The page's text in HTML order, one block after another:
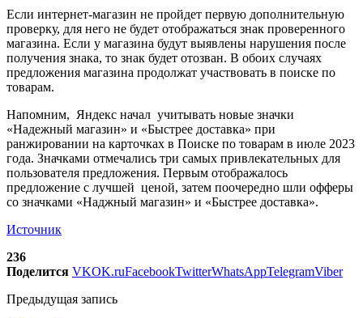
Если интернет-магазин не пройдет первую дополнительную
проверку, для него не будет отображаться знак проверенного
магазина. Если у магазина будут выявлены нарушения после
получения знака, то знак будет отозван. В обоих случаях
предложения магазина продолжат участвовать в поиске по
товарам.
Напомним, Яндекс начал учитывать новые значки
«Надежный магазин» и «Быстрее доставка» при
ранжировании на карточках в Поиске по товарам в июле 2023
года. Значками отмечались три самых привлекательных для
пользователя предложения. Первым отображалось
предложение с лучшей ценой, затем поочередно шли офферы
со значками «Наджный магазин» и «Быстрее доставка».
Источник
236
Поделится VKOK.ruFacebookTwitterWhatsAppTelegramViber
Предыдущая запись